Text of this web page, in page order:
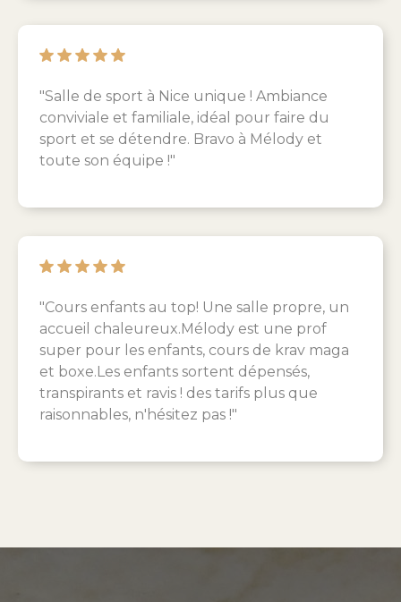
"Salle de sport à Nice unique ! Ambiance
conviviale et familiale, idéal pour faire du
sport et se détendre. Bravo à Mélody et
toute son équipe !"
"Cours enfants au top! Une salle propre, un
accueil chaleureux.Mélody est une prof
super pour les enfants, cours de krav maga
et boxe.Les enfants sortent dépensés,
transpirants et ravis ! des tarifs plus que
raisonnables, n'hésitez pas !"